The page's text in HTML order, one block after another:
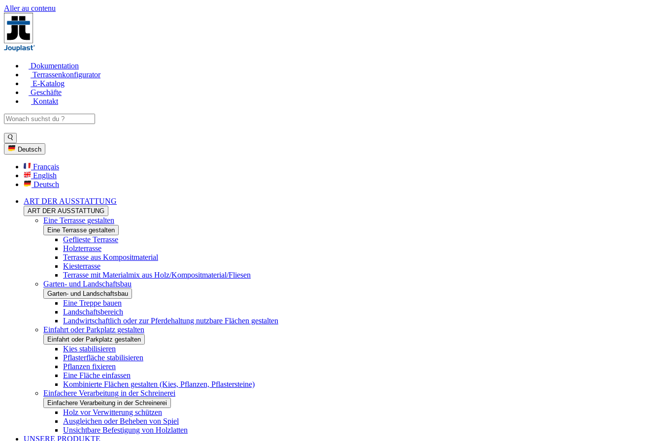
Aller au contenu
Dokumentation
Terrassenkonfigurator
E-Katalog
Geschäfte
Kontakt
Deutsch
Français
English
Deutsch
ART DER AUSSTATTUNG
ART DER AUSSTATTUNG
Eine Terrasse gestalten
Eine Terrasse gestalten
Geflieste Terrasse
Holzterrasse
Terrasse aus Kompositmaterial
Kiesterrasse
Terrasse mit Materialmix aus Holz/Kompositmaterial/Fliesen
Garten- und Landschaftsbau
Garten- und Landschaftsbau
Eine Treppe bauen
Landschaftsbereich
Landwirtschaftlich oder zur Pferdehaltung nutzbare Flächen gestalten
Einfahrt oder Parkplatz gestalten
Einfahrt oder Parkplatz gestalten
Kies stabilisieren
Pflasterfläche stabilisieren
Pflanzen fixieren
Eine Fläche einfassen
Kombinierte Flächen gestalten (Kies, Pflanzen, Pflastersteine)
Einfachere Verarbeitung in der Schreinerei
Einfachere Verarbeitung in der Schreinerei
Holz vor Verwitterung schützen
Ausgleichen oder Beheben von Spiel
Unsichtbare Befestigung von Holzlatten
UNSERE PRODUKTE